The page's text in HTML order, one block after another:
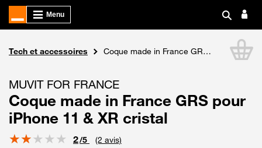
Boutique Orange
Tech et accessoires Coque made in France GRS pour iPhone 11 & XR cristal
MUVIT FOR FRANCE
Coque made in France GRS pour
iPhone 11 & XR cristal
Note
2/5 (2 avis)